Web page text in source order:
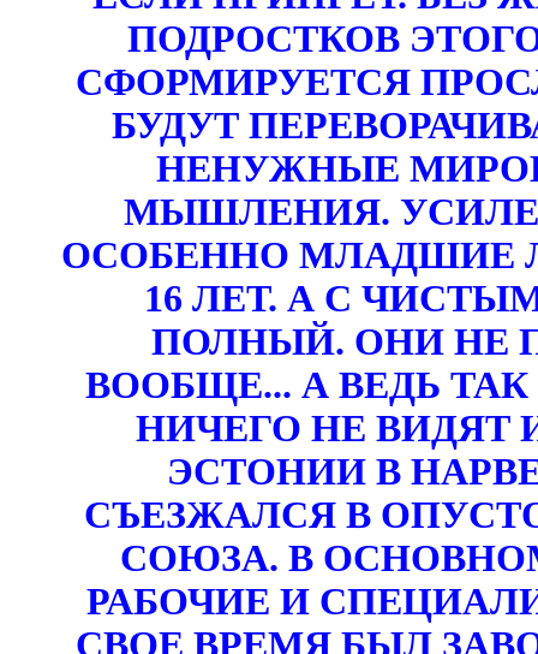
ПОДРОСТКОВ
СФОРМИРУЕТСЯ
БУДУТ
НЕНУЖНЫЕ
МЫШЛЕНИЯ.
ОСОБЕННО МЛАДШИЕ
16 ЛЕТ. А С
ПОЛНЫЙ. ОНИ НЕ
ВООБЩЕ... А ВЕДЬ
НИЧЕГО НЕ ВИДЯТ
ЭСТОНИИ В
СЪЕЗЖАЛСЯ В
СОЮЗА. В
РАБОЧИЕ И
СВОЕ ВРЕМЯ БЫЛ